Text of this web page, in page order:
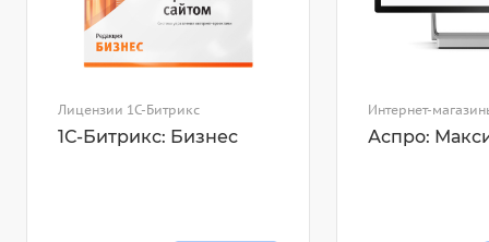
Лицензии 1С-Битрикс
1С-Битрикс: Бизнес
Интернет-
Аспро: